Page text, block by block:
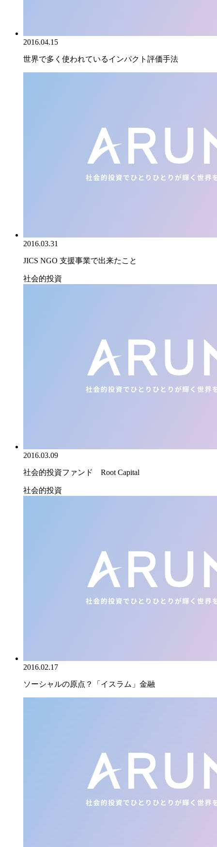
2016.04.15
世界で多く使われているインパクト評価手法
2016.03.31
JICS NGO 支援事業で出来たこと
社会的投資
2016.03.09
社会的投資ファンド Root Capital
社会的投資
2016.02.17
ソーシャルの原点？「イスラム」金融